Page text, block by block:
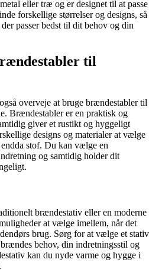
eller træ og er designet til at passe
forskellige størrelser og designs, så
passer bedst til dit behov og din
til
overveje at bruge brændestabler til
Brændestabler er en praktisk og
giver et rustikt og hyggeligt
designs og materialer at vælge
stof. Du kan vælge en
og samtidig holder dit
brændestativ eller en moderne
at vælge imellem, når det
brug. Sørg for at vælge et stativ
behov, din indretningsstil og
kan du nyde varme og hygge i